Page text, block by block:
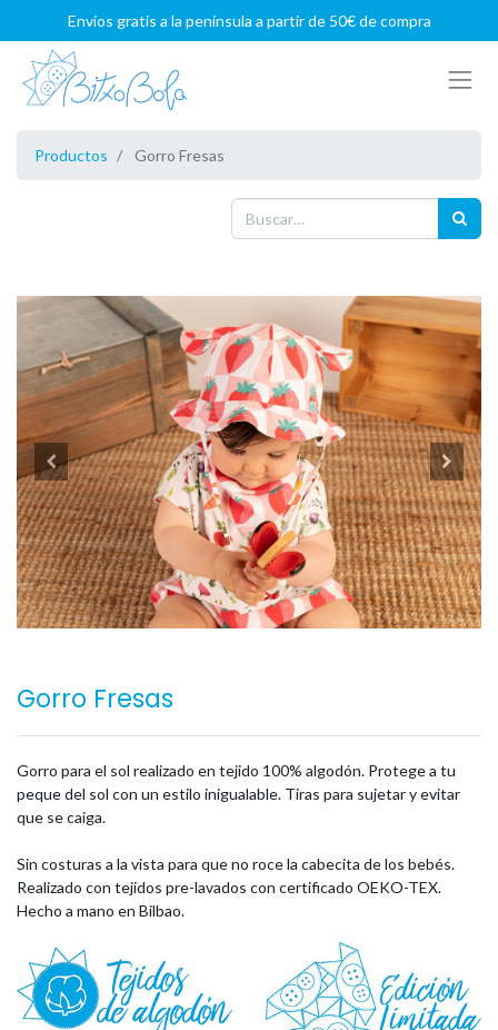
Envíos gratis a la península a partir de 50€ de compra
Productos Gorro Fresas
Gorro Fresas
Gorro para el sol realizado en tejido 100% algodón. Protege a tu
peque del sol con un estilo inigualable. Tiras para sujetar y evitar
que se caiga.
Sin costuras a la vista para que no roce la cabecita de los bebés.
Realizado con tejidos pre-lavados con certificado OEKO-TEX.
Hecho a mano en Bilbao.